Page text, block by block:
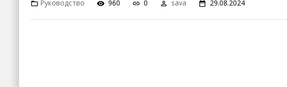
Руководство 960 0 sava 29.08.2024